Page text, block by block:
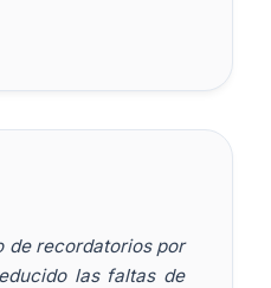
de recordatorios por
las faltas de